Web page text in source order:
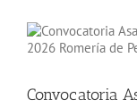
Convocatoria